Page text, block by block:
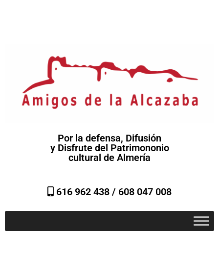
Por la defensa, Difusión
y Disfrute del Patrimononio
cultural de Almería
616 962 438 / 608 047 008